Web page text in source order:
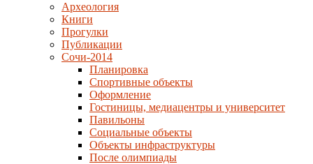
Археология
Книги
Прогулки
Публикации
Сочи-2014
Планировка
Спортивные объекты
Оформление
Гостиницы, медиацентры и университет
Павильоны
Социальные объекты
Объекты инфраструктуры
После олимпиады